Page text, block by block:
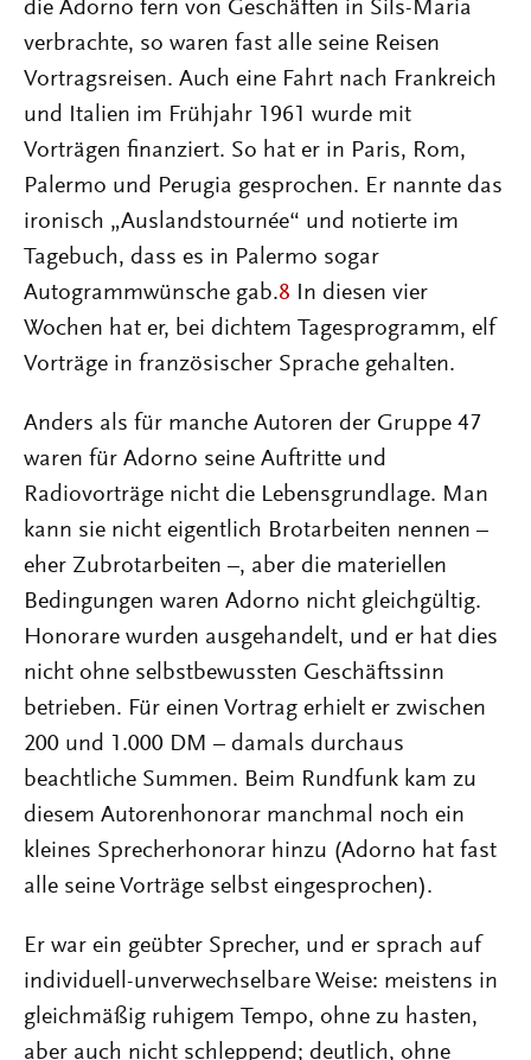
die Adorno fern von Geschäften in Sils-Maria
verbrachte, so waren fast alle seine Reisen
Vortragsreisen. Auch eine Fahrt nach Frankreich
und Italien im Frühjahr 1961 wurde mit
Vorträgen finanziert. So hat er in Paris, Rom,
Palermo und Perugia gesprochen. Er nannte das
ironisch „Auslandstournée“ und notierte im
Tagebuch, dass es in Palermo sogar
Autogrammwünsche gab.8 In diesen vier
Wochen hat er, bei dichtem Tagesprogramm, elf
Vorträge in französischer Sprache gehalten.
Anders als für manche Autoren der Gruppe 47
waren für Adorno seine Auftritte und
Radiovorträge nicht die Lebensgrundlage. Man
kann sie nicht eigentlich Brotarbeiten nennen –
eher Zubrotarbeiten –, aber die materiellen
Bedingungen waren Adorno nicht gleichgültig.
Honorare wurden ausgehandelt, und er hat dies
nicht ohne selbstbewussten Geschäftssinn
betrieben. Für einen Vortrag erhielt er zwischen
200 und 1.000 DM – damals durchaus
beachtliche Summen. Beim Rundfunk kam zu
diesem Autorenhonorar manchmal noch ein
kleines Sprecherhonorar hinzu (Adorno hat fast
alle seine Vorträge selbst eingesprochen).
Er war ein geübter Sprecher, und er sprach auf
individuell-unverwechselbare Weise: meistens in
gleichmäßig ruhigem Tempo, ohne zu hasten,
aber auch nicht schleppend; deutlich, ohne